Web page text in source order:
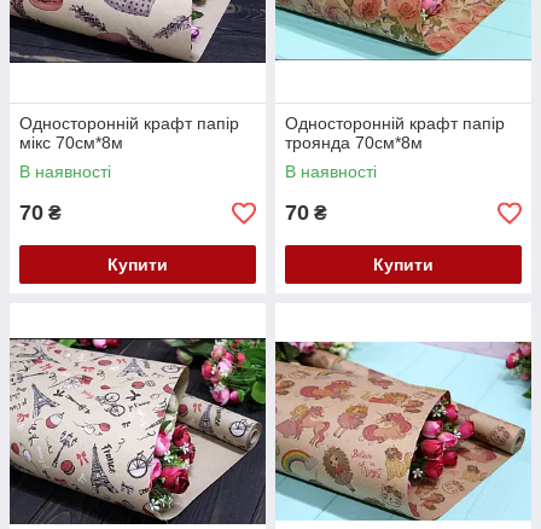
Односторонній крафт папір
мікс 70см*8м
В наявності
70 ₴
Купити
Односторонній крафт папір
троянда 70см*8м
В наявності
70 ₴
Купити